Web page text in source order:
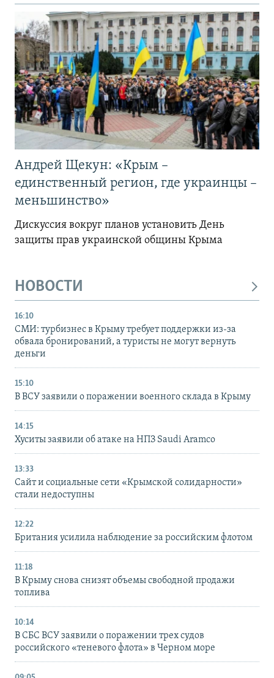
Андрей Щекун: «Крым –
единственный регион, где украинцы –
меньшинство»
Дискуссия вокруг планов установить День
защиты прав украинской общины Крыма
НОВОСТИ
16:10
СМИ: турбизнес в Крыму требует поддержки из-за
обвала бронирований, а туристы не могут вернуть
деньги
15:10
В ВСУ заявили о поражении военного склада в Крыму
14:15
Хуситы заявили об атаке на НПЗ Saudi Aramco
13:33
Сайт и социальные сети «Крымской солидарности»
стали недоступны
12:22
Британия усилила наблюдение за российским флотом
11:18
В Крыму снова снизят объемы свободной продажи
топлива
10:14
В СБС ВСУ заявили о поражении трех судов
российского «теневого флота» в Черном море